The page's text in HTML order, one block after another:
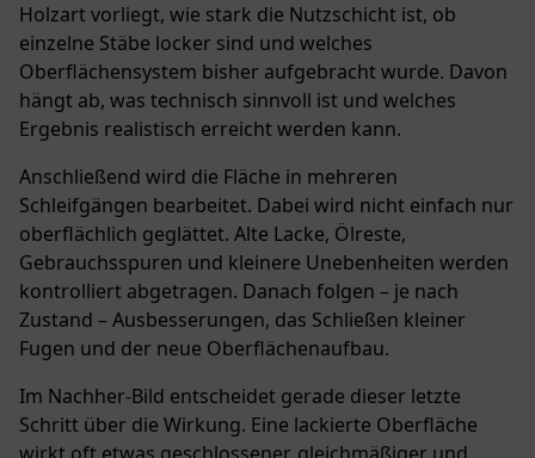
Holzart vorliegt, wie stark die Nutzschicht ist, ob
einzelne Stäbe locker sind und welches
Oberflächensystem bisher aufgebracht wurde. Davon
hängt ab, was technisch sinnvoll ist und welches
Ergebnis realistisch erreicht werden kann.
Anschließend wird die Fläche in mehreren
Schleifgängen bearbeitet. Dabei wird nicht einfach nur
oberflächlich geglättet. Alte Lacke, Ölreste,
Gebrauchsspuren und kleinere Unebenheiten werden
kontrolliert abgetragen. Danach folgen – je nach
Zustand – Ausbesserungen, das Schließen kleiner
Fugen und der neue Oberflächenaufbau.
Im Nachher-Bild entscheidet gerade dieser letzte
Schritt über die Wirkung. Eine lackierte Oberfläche